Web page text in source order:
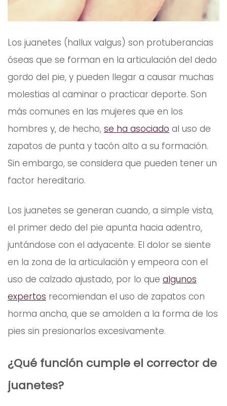
Los juanetes (hallux valgus) son protuberancias
óseas que se forman en la articulación del dedo
gordo del pie, y pueden llegar a causar muchas
molestias al caminar o practicar deporte. Son
más comunes en las mujeres que en los
hombres y, de hecho, se ha asociado al uso de
zapatos de punta y tacón alto a su formación.
Sin embargo, se considera que pueden tener un
factor hereditario.
Los juanetes se generan cuando, a simple vista,
el primer dedo del pie apunta hacia adentro,
juntándose con el adyacente. El dolor se siente
en la zona de la articulación y empeora con el
uso de calzado ajustado, por lo que algunos
expertos recomiendan el uso de zapatos con
horma ancha, que se amolden a la forma de los
pies sin presionarlos excesivamente.
¿Qué función cumple el corrector de
juanetes?